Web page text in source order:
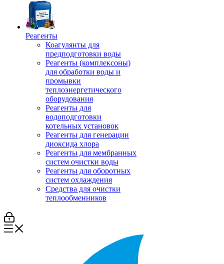
Реагенты
Коагулянты для
предподготовки воды
Реагенты (комплексоны)
для обработки воды и
промывки
теплоэнергетического
оборудования
Реагенты для
водоподготовки
котельных установок
Реагенты для генерации
диоксида хлора
Реагенты для мембранных
систем очистки воды
Реагенты для оборотных
систем охлаждения
Средства для очистки
теплообменников